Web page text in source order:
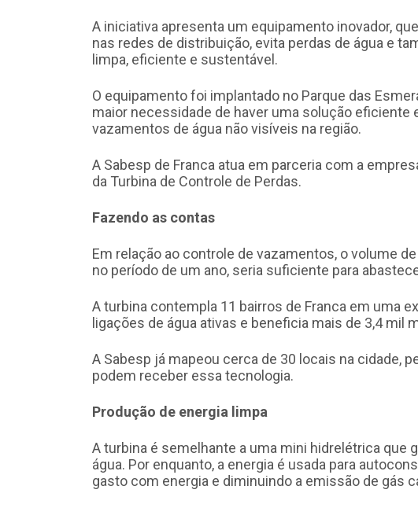
A iniciativa apresenta um equipamento inovador,
nas redes de distribuição, evita perdas de água e
limpa, eficiente e sustentável.
O equipamento foi implantado no Parque das
maior necessidade de haver uma solução eficiente
vazamentos de água não visíveis na região.
A Sabesp de Franca atua em parceria com a
da Turbina de Controle de Perdas.
Fazendo as contas
Em relação ao controle de vazamentos, o volume
no período de um ano, seria suficiente para
A turbina contempla 11 bairros de Franca em uma
ligações de água ativas e beneficia mais de 3,4 mil
A Sabesp já mapeou cerca de 30 locais na cidade,
podem receber essa tecnologia.
Produção de energia limpa
A turbina é semelhante a uma mini hidrelétrica que
água. Por enquanto, a energia é usada para
gasto com energia e diminuindo a emissão de gás